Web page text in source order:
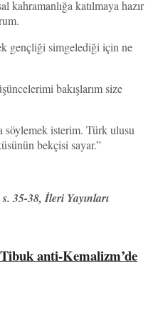
kahramanlığa katılmaya hazır
gençliği simgelediği için ne
bakışlarım size
söylemek isterim. Türk ulusu
bekçisi sayar.”
35-38, İleri Yayınları
anti-Kemalizm’de